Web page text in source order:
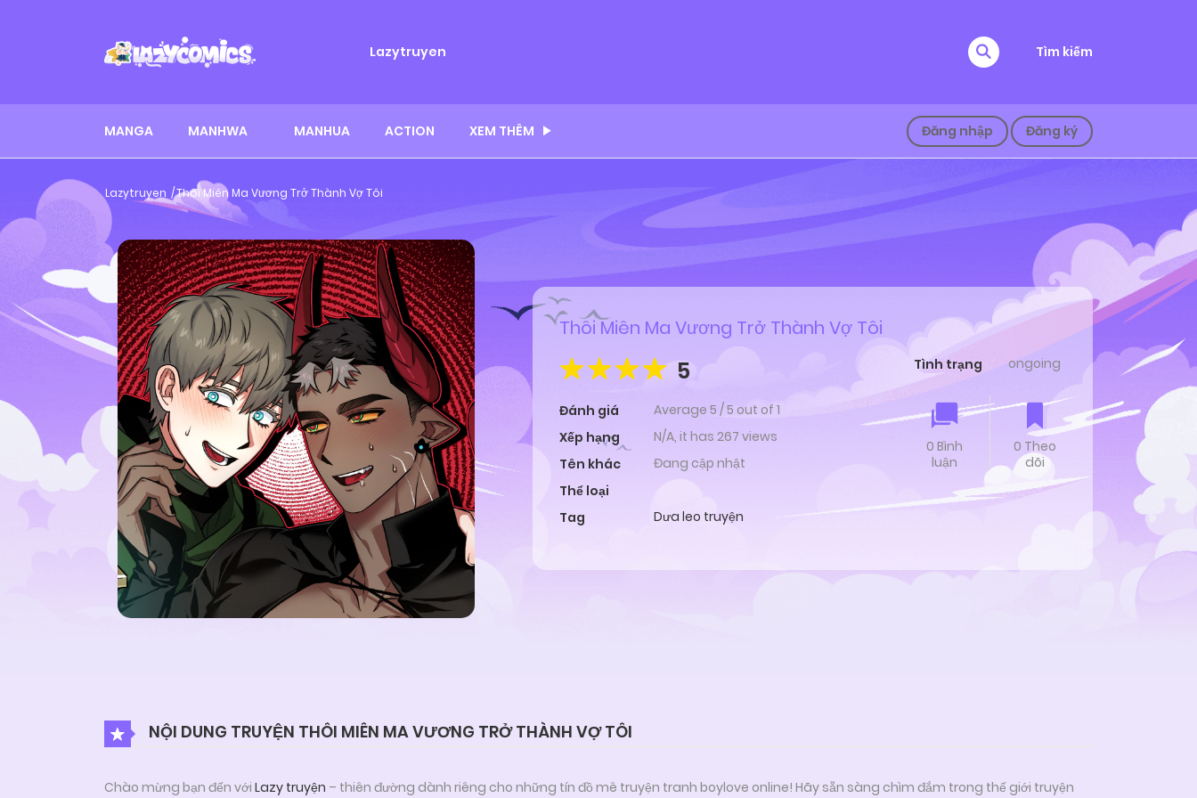
Lazytruyen Tìm kiếm
MANGA MANHWA MANHUA ACTION XEM THÊM Đăng nhập Đăng ký
Lazytruyen Thôi Miên Ma Vương Trở Thành Vợ Tôi
Thôi Miên Ma Vương Trở Thành Vợ Tôi
5
Đánh giá Average 5 /5 out of 1
Xếp hạng
N/A, it has 267 views
Tên khác
Đang cập nhật
Thể loại
Tag
Dưa leo truyện
Tình trạng ongoing
0 Bình
luận
0 Theo
dõi
NỘI DUNG TRUYỆN THÔI MIÊN MA VƯƠNG TRỞ THÀNH VỢ TÔI
Chào mừng bạn đến với Lazy truyện – thiên đường dành riêng cho những tín đồ mê truyện tranh boylove online! Hãy sẵn sàng chìm đắm trong thế giới truyện